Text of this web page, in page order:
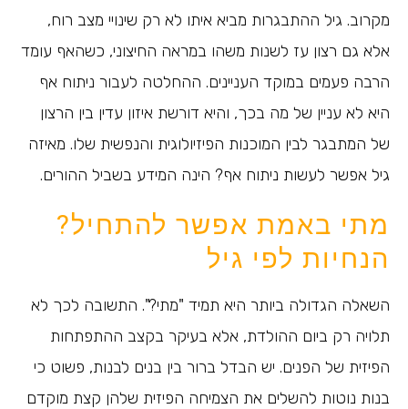
מקרוב. גיל ההתבגרות מביא איתו לא רק שינויי מצב רוח,
אלא גם רצון עז לשנות משהו במראה החיצוני, כשהאף עומד
הרבה פעמים במוקד העניינים. ההחלטה לעבור ניתוח אף
היא לא עניין של מה בכך, והיא דורשת איזון עדין בין הרצון
של המתבגר לבין המוכנות הפיזיולוגית והנפשית שלו. מאיזה
גיל אפשר לעשות ניתוח אף? הינה המידע בשביל ההורים.
מתי באמת אפשר להתחיל?
הנחיות לפי גיל
השאלה הגדולה ביותר היא תמיד "מתי?". התשובה לכך לא
תלויה רק ביום ההולדת, אלא בעיקר בקצב ההתפתחות
הפיזית של הפנים. יש הבדל ברור בין בנים לבנות, פשוט כי
בנות נוטות להשלים את הצמיחה הפיזית שלהן קצת מוקדם